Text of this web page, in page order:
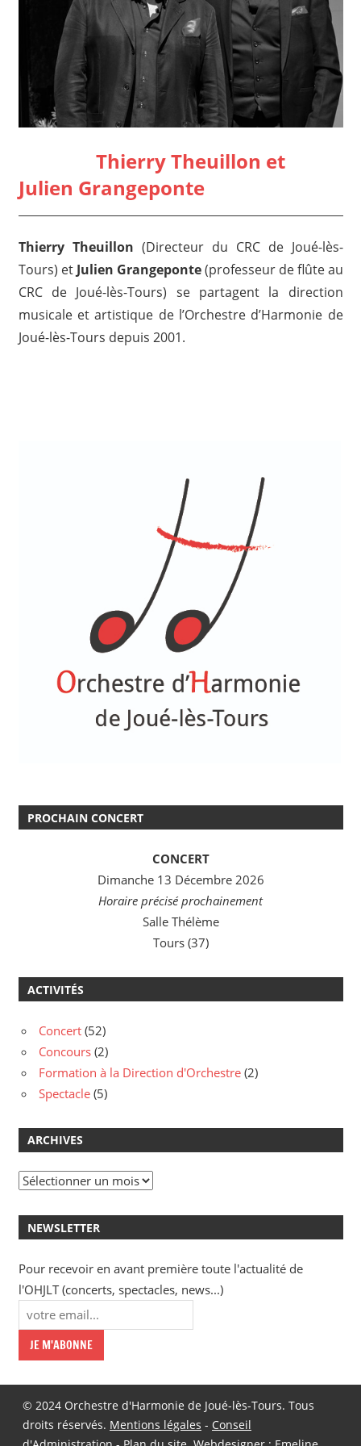
Thierry Theuillon et
Julien Grangeponte
Thierry Theuillon (Directeur du CRC de Joué-lès-
Tours) et Julien Grangeponte(professeur de flûte au
CRC de Joué-lès-Tours) se partagent la direction
musicale et artistique de l’Orchestre d’Harmonie de
Joué-lès-Tours depuis 2001.
PROCHAIN CONCERT
CONCERT
Dimanche 13 Décembre 2026
Horaire précisé prochainement
Salle Thélème
Tours (37)
ACTIVITÉS
Concert (52)
Concours (2)
Formation à la Direction d'Orchestre (2)
Spectacle (5)
ARCHIVES
Archives
NEWSLETTER
Pour recevoir en avant première toute l'actualité de
l'OHJLT (concerts, spectacles, news...)
© 2024 Orchestre d'Harmonie de Joué-lès-Tours. Tous
droits réservés. Mentions légales - Conseil